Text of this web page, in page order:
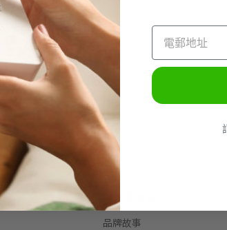
探索更多GP
品牌故事